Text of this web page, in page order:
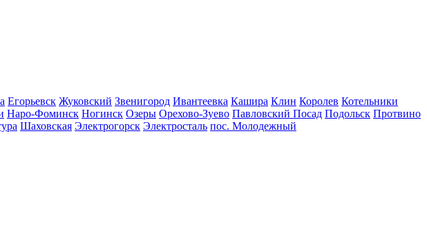
Егорьевск Жуковский Звенигород Ивантеевка Кашира Клин Королев Котельники
Наро-Фоминск Ногинск Озеры Орехово-Зуево Павловский Посад Подольск Протвино
Шаховская Электрогорск Электросталь пос. Молодежный